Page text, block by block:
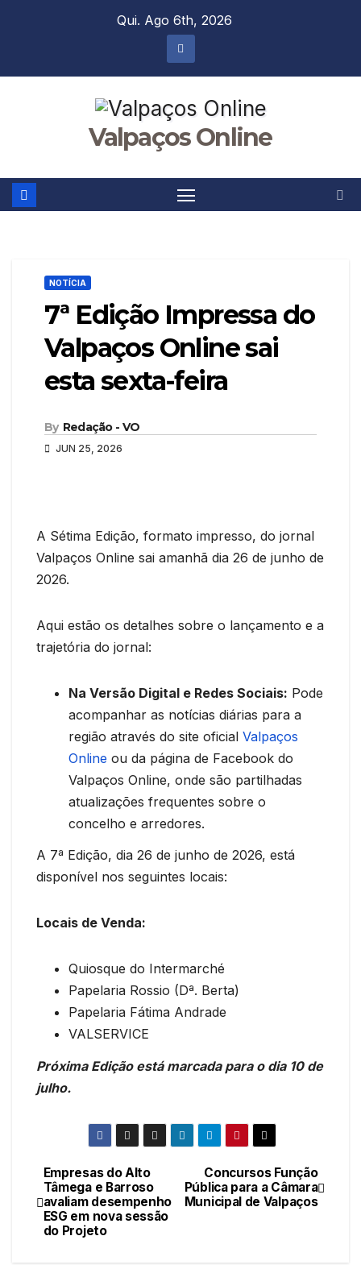
Qui. Ago 6th, 2026
Valpaços Online
NOTÍCIA
7ª Edição Impressa do
Valpaços Online sai
esta sexta-feira
By Redação - VO
JUN 25, 2026
A Sétima Edição, formato impresso, do jornal
Valpaços Online sai amanhã dia 26 de junho de
2026.
Aqui estão os detalhes sobre o lançamento e a
trajetória do jornal:
Na Versão Digital e Redes Sociais: Pode
acompanhar as notícias diárias para a
região através do site oficial Valpaços
Online ou da página de Facebook do
Valpaços Online, onde são partilhadas
atualizações frequentes sobre o
concelho e arredores.
A 7ª Edição, dia 26 de junho de 2026, está
disponível nos seguintes locais:
Locais de Venda:
Quiosque do Intermarché
Papelaria Rossio (Dª. Berta)
Papelaria Fátima Andrade
VALSERVICE
Próxima Edição está marcada para o dia 10 de
julho.
Navegação
de
artigos
Concursos Função
Pública para a Câmara
Municipal de Valpaços
Empresas do Alto
Tâmega e Barroso
avaliam desempenho
ESG em nova sessão
do Projeto